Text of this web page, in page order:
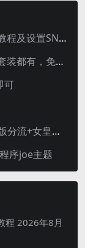
VSOL V2802RH 2.5g光猫 设置使用教程及设置SN教程-附带稳定固件使用手册等
[端游] QQ飞车端游单机版，各种车套装都有，免虚拟机
可
云盘下载生化危机4重制版女皇豪华版分流+女皇学习补丁+修改器 解压即玩【阿里云盘】
序joe主题
程 2026年8月